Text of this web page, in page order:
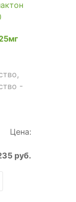
-
Цена:
руб.